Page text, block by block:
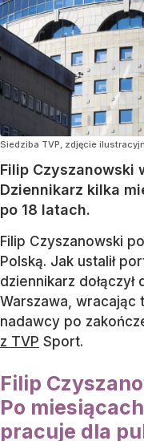
Siedziba TVP, zdjęcie
Filip Czyszanowski
Dziennikarz kilka
po 18 latach.
Filip Czyszanowski
Polską. Jak ustalił
dziennikarz
Warszawa, wracając
nadawcy po
z TVP Sport.
Filip
Po
pracuje dla